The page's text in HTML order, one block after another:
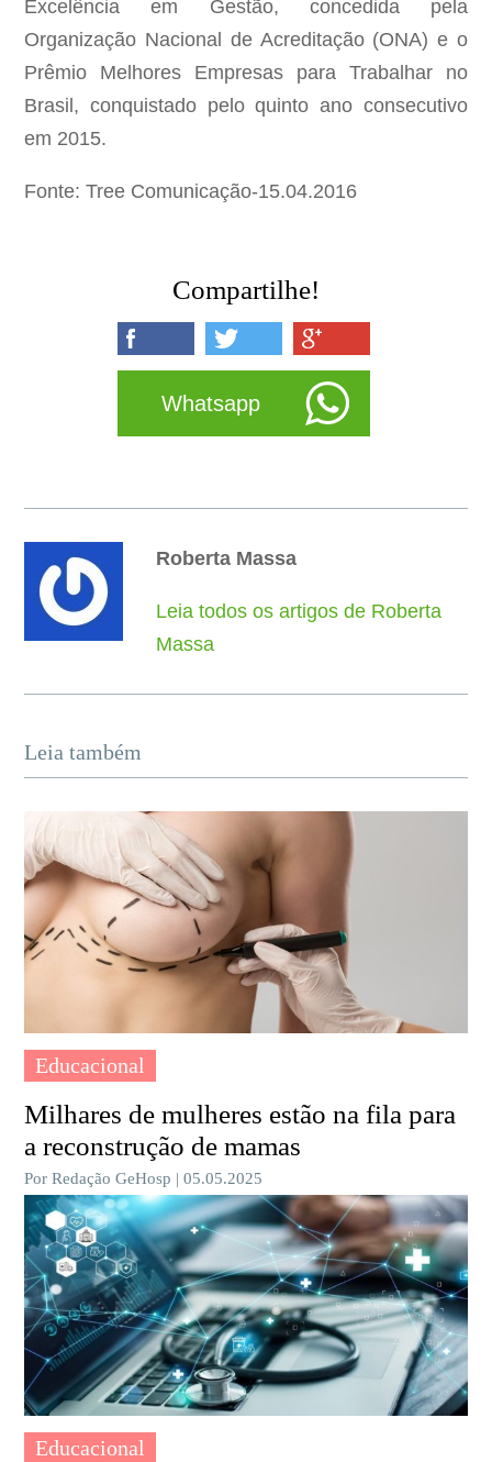
Excelência em Gestão, concedida pela
Organização Nacional de Acreditação (ONA) e o
Prêmio Melhores Empresas para Trabalhar no
Brasil, conquistado pelo quinto ano consecutivo
em 2015.
Fonte: Tree Comunicação-15.04.2016
Compartilhe!
Whatsapp
Roberta Massa
Leia todos os artigos de Roberta
Massa
Leia também
Educacional
Milhares de mulheres estão na fila para
a reconstrução de mamas
Por Redação GeHosp | 05.05.2025
Educacional